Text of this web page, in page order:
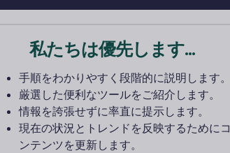
私たちは優先します...
手順をわかりやすく段階的に説明します。
厳選した便利なツールをご紹介します。
情報を誇張せずに率直に提示します。
現在の状況とトレンドを反映するためにコ
ンテンツを更新します。